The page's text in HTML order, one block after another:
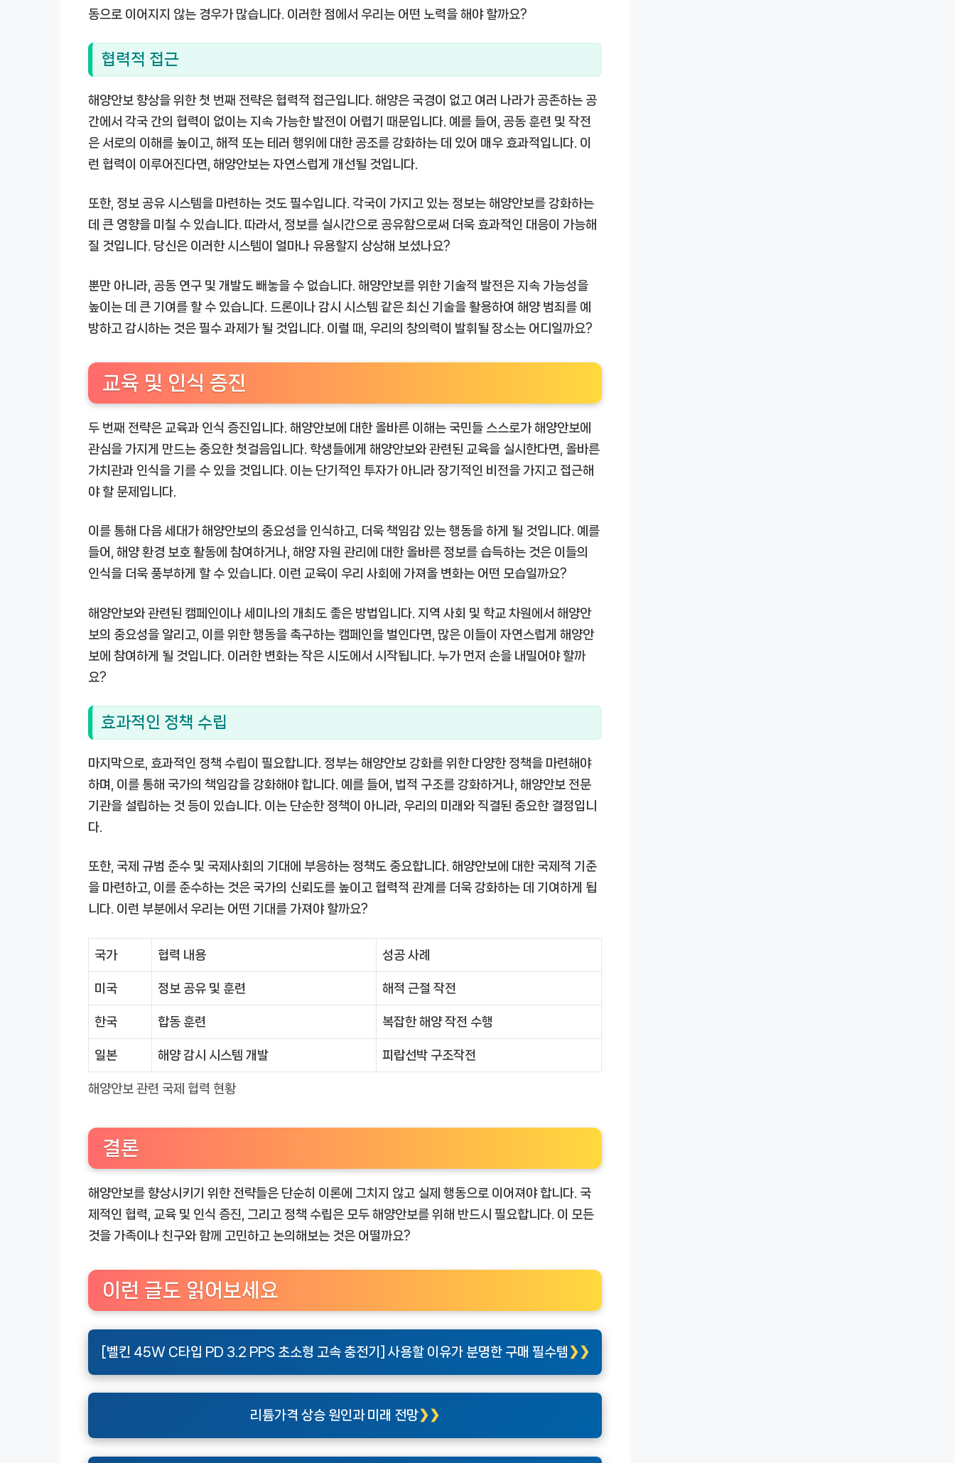
동으로 이어지지 않는 경우가 많습니다. 이러한 점에서 우리는 어떤 노력을 해야 할까요?
협력적 접근
해양안보 향상을 위한 첫 번째 전략은 협력적 접근입니다. 해양은 국경이 없고 여러 나라가 공존하는 공
간에서 각국 간의 협력이 없이는 지속 가능한 발전이 어렵기 때문입니다. 예를 들어, 공동 훈련 및 작전
은 서로의 이해를 높이고, 해적 또는 테러 행위에 대한 공조를 강화하는 데 있어 매우 효과적입니다. 이
런 협력이 이루어진다면, 해양안보는 자연스럽게 개선될 것입니다.
또한, 정보 공유 시스템을 마련하는 것도 필수입니다. 각국이 가지고 있는 정보는 해양안보를 강화하는
데 큰 영향을 미칠 수 있습니다. 따라서, 정보를 실시간으로 공유함으로써 더욱 효과적인 대응이 가능해
질 것입니다. 당신은 이러한 시스템이 얼마나 유용할지 상상해 보셨나요?
뿐만 아니라, 공동 연구 및 개발도 빼놓을 수 없습니다. 해양안보를 위한 기술적 발전은 지속 가능성을
높이는 데 큰 기여를 할 수 있습니다. 드론이나 감시 시스템 같은 최신 기술을 활용하여 해양 범죄를 예
방하고 감시하는 것은 필수 과제가 될 것입니다. 이럴 때, 우리의 창의력이 발휘될 장소는 어디일까요?
교육 및 인식 증진
두 번째 전략은 교육과 인식 증진입니다. 해양안보에 대한 올바른 이해는 국민들 스스로가 해양안보에
관심을 가지게 만드는 중요한 첫걸음입니다. 학생들에게 해양안보와 관련된 교육을 실시한다면, 올바른
가치관과 인식을 기를 수 있을 것입니다. 이는 단기적인 투자가 아니라 장기적인 비전을 가지고 접근해
야 할 문제입니다.
이를 통해 다음 세대가 해양안보의 중요성을 인식하고, 더욱 책임감 있는 행동을 하게 될 것입니다. 예를
들어, 해양 환경 보호 활동에 참여하거나, 해양 자원 관리에 대한 올바른 정보를 습득하는 것은 이들의
인식을 더욱 풍부하게 할 수 있습니다. 이런 교육이 우리 사회에 가져올 변화는 어떤 모습일까요?
해양안보와 관련된 캠페인이나 세미나의 개최도 좋은 방법입니다. 지역 사회 및 학교 차원에서 해양안
보의 중요성을 알리고, 이를 위한 행동을 촉구하는 캠페인을 벌인다면, 많은 이들이 자연스럽게 해양안
보에 참여하게 될 것입니다. 이러한 변화는 작은 시도에서 시작됩니다. 누가 먼저 손을 내밀어야 할까
요?
효과적인 정책 수립
마지막으로, 효과적인 정책 수립이 필요합니다. 정부는 해양안보 강화를 위한 다양한 정책을 마련해야
하며, 이를 통해 국가의 책임감을 강화해야 합니다. 예를 들어, 법적 구조를 강화하거나, 해양안보 전문
기관을 설립하는 것 등이 있습니다. 이는 단순한 정책이 아니라, 우리의 미래와 직결된 중요한 결정입니
다.
또한, 국제 규범 준수 및 국제사회의 기대에 부응하는 정책도 중요합니다. 해양안보에 대한 국제적 기준
을 마련하고, 이를 준수하는 것은 국가의 신뢰도를 높이고 협력적 관계를 더욱 강화하는 데 기여하게 됩
니다. 이런 부분에서 우리는 어떤 기대를 가져야 할까요?
해양안보 관련 국제 협력 현황
국가 협력 내용 성공 사례
미국 정보 공유 및 훈련 해적 근절 작전
한국 합동 훈련 복잡한 해양 작전 수행
일본 해양 감시 시스템 개발 피랍선박 구조작전
결론
해양안보를 향상시키기 위한 전략들은 단순히 이론에 그치지 않고 실제 행동으로 이어져야 합니다. 국
제적인 협력, 교육 및 인식 증진, 그리고 정책 수립은 모두 해양안보를 위해 반드시 필요합니다. 이 모든
것을 가족이나 친구와 함께 고민하고 논의해보는 것은 어떨까요?
이런 글도 읽어보세요
[벨킨 45W C타입 PD 3.2 PPS 초소형 고속 충전기] 사용할 이유가 분명한 구매 필수템
리튬가격 상승 원인과 미래 전망